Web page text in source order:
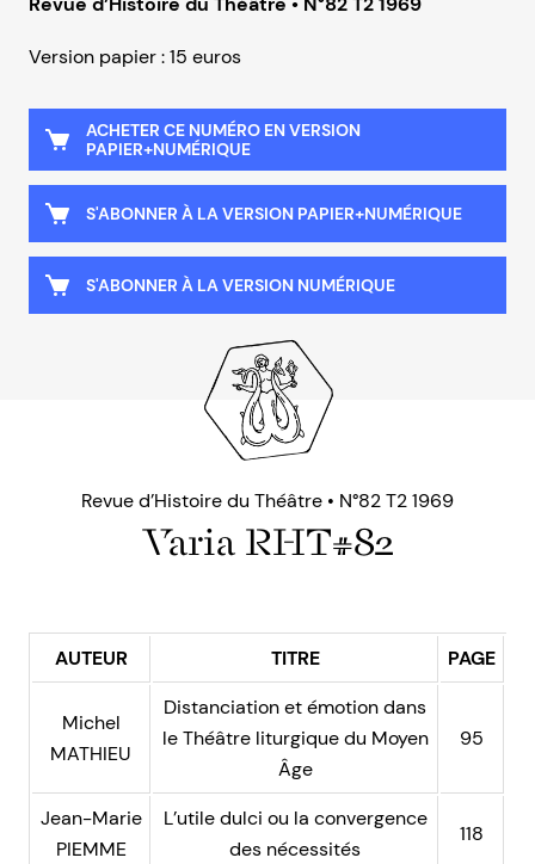
Version papier : 15 euros
ACHETER CE NUMÉRO EN VERSION
PAPIER+NUMÉRIQUE
S'ABONNER À LA VERSION PAPIER+NUMÉRIQUE
S'ABONNER À LA VERSION NUMÉRIQUE
Revue d’Histoire du Théâtre • N°82 T2 1969
Varia RHT#82
AUTEUR TITRE PAGE
Michel
MATHIEU
Distanciation et émotion dans
le Théâtre liturgique du Moyen
Âge
95
Jean-Marie
PIEMME
L’utile dulci ou la convergence
des nécessités
118